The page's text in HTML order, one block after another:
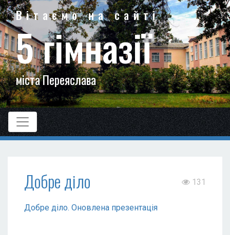
Вітаємо на сайті
5 гімназії
міста Переяслава
Добре діло 131
Добре діло. Оновлена презентація